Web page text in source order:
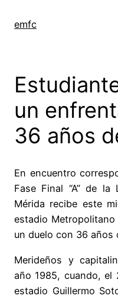
emfc
un
36 años
En encuentro
Fase Final “A” de la
Mérida recibe este
estadio Metropolitano
un duelo con 36 años
Merideños y
año 1985, cuando, el
estadio Guillermo